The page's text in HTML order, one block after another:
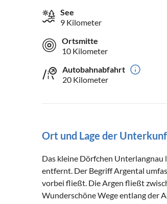
See
9 Kilometer
Ortsmitte
10 Kilometer
Autobahnabfahrt
20 Kilometer
Ort und Lage der
Das kleine Dörfchen
entfernt. Der Begriff Argental
vorbei fließt. Die Argen fließt
Wunderschöne Wege entlang der